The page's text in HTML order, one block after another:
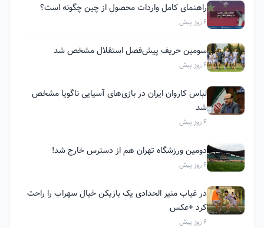
راهنمای کامل واردات محصول از چین چگونه است؟
6 روز پیش
سومین حریف پیش‌فصل استقلال مشخص شد
6 روز پیش
لباس کاروان ایران در بازی‌های آسیایی ناگویا مشخص
شد
6 روز پیش
دومین ورزشگاه تهران هم از دسترس خارج شد!
6 روز پیش
در غیاب منیر الحدادی یک بازیکن خیال سهراب را راحت
کرد +عکس
6 روز پیش